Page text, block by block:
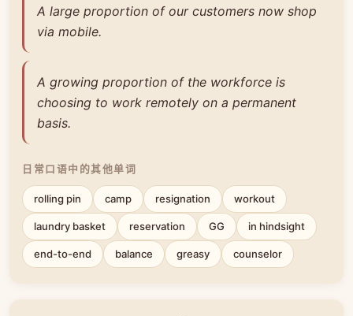
A large proportion of our customers now shop
via mobile.
A growing proportion of the workforce is
choosing to work remotely on a permanent
basis.
日常口语中的其他单词
rolling pin camp resignation workout
laundry basket reservation GG in hindsight
end-to-end balance greasy counselor